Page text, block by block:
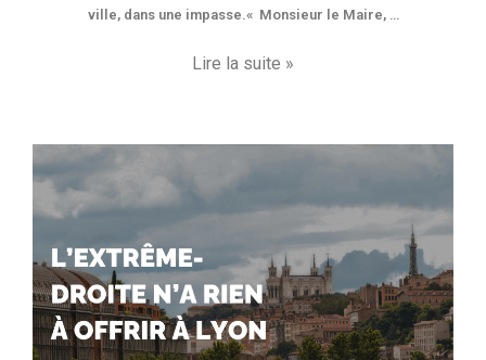
ville, dans une impasse.« Monsieur le Maire, …
Lire la suite »